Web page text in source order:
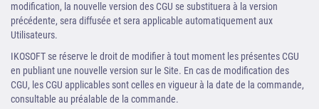
modification, la nouvelle version des CGU se substituera à la version
précédente, sera diffusée et sera applicable automatiquement aux
Utilisateurs.
IKOSOFT se réserve le droit de modifier à tout moment les présentes CGU
en publiant une nouvelle version sur le Site. En cas de modification des
CGU, les CGU applicables sont celles en vigueur à la date de la commande,
consultable au préalable de la commande.